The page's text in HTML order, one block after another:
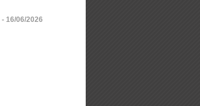
- 16/06/2026